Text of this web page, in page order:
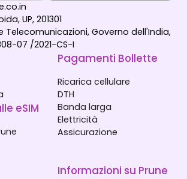
UP, 201301
Telecomunicazioni, Governo dell'India,
07 /2021-CS-I
eSIM
Pagamenti Bollette
Ricarica cellulare
DTH
Banda larga
Elettricità
Assicurazione
Informazioni su Prune